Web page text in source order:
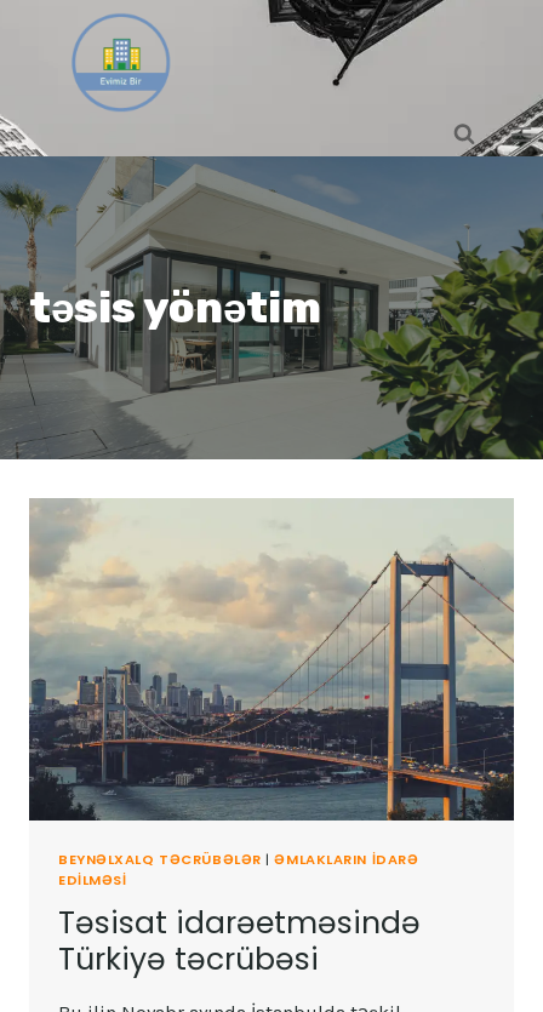
təsis yönətim
BEYNƏLXALQ TƏCRÜBƏLƏR |ƏMLAKLARIN IDARƏ
EDILMƏSI
Təsisat idarəetməsində
Türkiyə təcrübəsi